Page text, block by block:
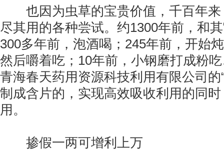
也因为虫草的宝贵价值，千百年来
尽其用的各种尝试。约1300年前，和
300多年前，泡酒喝；245年前，开始
然后嚼着吃；10年前，小钢磨打成粉
青海春天药用资源科技利用有限公司的
制成含片的，实现高效吸收利用的同
用。
掺假一两可增利上万